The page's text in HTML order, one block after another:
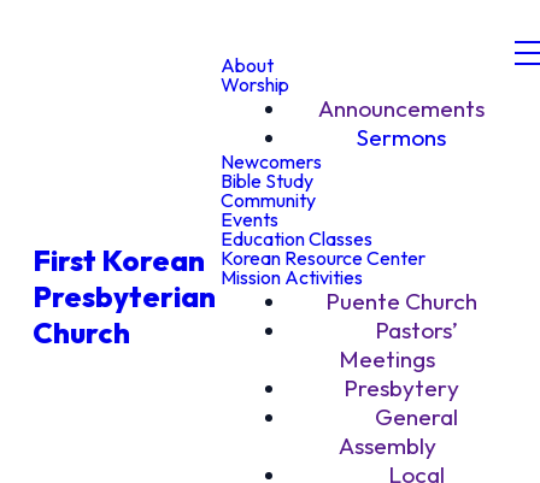
First Korean
Presbyterian
Church
About
Worship
Announcements
Sermons
Newcomers
Bible Study
Community
Events
Education Classes
Korean Resource Center
Mission Activities
Puente Church
Pastors’
Meetings
Presbytery
General
Assembly
Local